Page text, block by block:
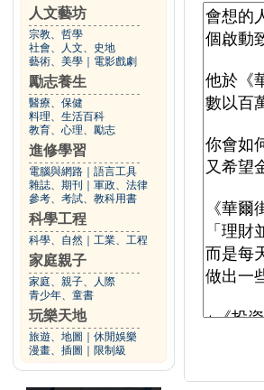
人文藝坊
宗教、哲學
社會、人文、史地
藝術、美學
電影戲劇
勵志養生
醫療、保健
料理、生活百科
教育、心理、勵志
進修學習
電腦與網路
語言工具
雜誌、期刊
軍政、法律
參考、考試、教科用書
科學工程
科學、自然 工業、工程
家庭親子
家庭、親子、人際
青少年、童書
玩樂天地
旅遊、地圖
休閒娛樂
漫畫、插圖
限制級